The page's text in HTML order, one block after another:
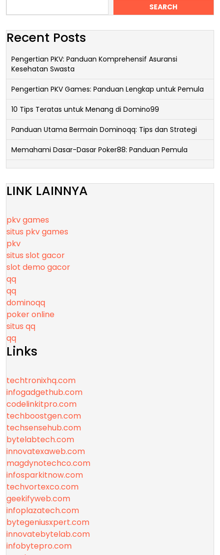
SEARCH
Recent Posts
Pengertian PKV: Panduan Komprehensif Asuransi
Kesehatan Swasta
Pengertian PKV Games: Panduan Lengkap untuk Pemula
10 Tips Teratas untuk Menang di Domino99
Panduan Utama Bermain Dominoqq: Tips dan Strategi
Memahami Dasar-Dasar Poker88: Panduan Pemula
LINK LAINNYA
pkv games
situs pkv games
pkv
situs slot gacor
slot demo gacor
qq
qq
dominoqq
poker online
situs qq
qq
Links
techtronixhq.com
infogadgethub.com
codelinkitpro.com
techboostgen.com
techsensehub.com
bytelabtech.com
innovatexaweb.com
magdynotechco.com
infosparkitnow.com
techvortexco.com
geekifyweb.com
infoplazatech.com
bytegeniusxpert.com
innovatebytelab.com
infobytepro.com